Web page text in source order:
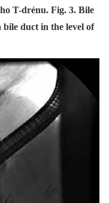
T-drénu. Fig. 3. Bile
duct in the level of